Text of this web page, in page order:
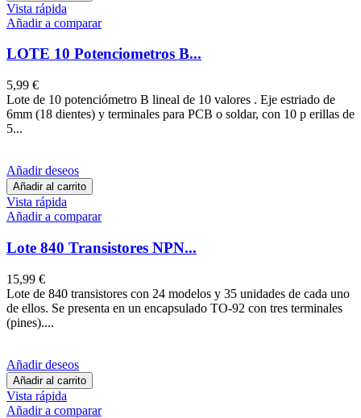
Vista rápida
Añadir a comparar
LOTE 10 Potenciometros B...
5,99 €
Lote de 10 potenciómetro B lineal de 10 valores . Eje estriado de
6mm (18 dientes) y terminales para PCB o soldar, con 10 p erillas de
5...
Añadir deseos
Añadir al carrito
Vista rápida
Añadir a comparar
Lote 840 Transistores NPN...
15,99 €
Lote de 840 transistores con 24 modelos y 35 unidades de cada uno
de ellos. Se presenta en un encapsulado TO-92 con tres terminales
(pines)....
Añadir deseos
Añadir al carrito
Vista rápida
Añadir a comparar